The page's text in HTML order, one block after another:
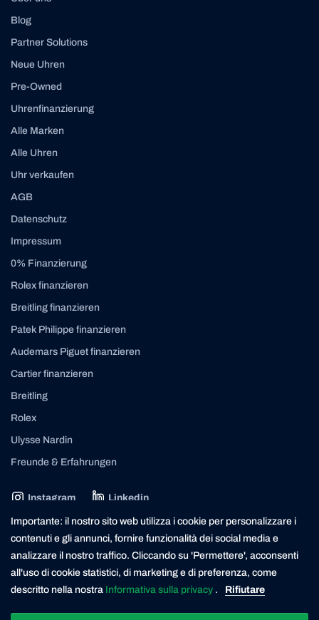
Blog
Partner Solutions
Neue Uhren
Pre-Owned
Uhrenfinanzierung
Alle Marken
Alle Uhren
Uhr verkaufen
AGB
Datenschutz
Impressum
0% Finanzierung
Rolex finanzieren
Breitling finanzieren
Patek Philippe finanzieren
Audemars Piguet finanzieren
Cartier finanzieren
Breitling
Rolex
Ulysse Nardin
Freunde & Erfahrungen
Instagram Linkedin
contact@yourasset.com
* Die Kreditvergabe ist verboten, wenn sie zur Überschuldung des Verbrauchers führt (Art. 3
UWG). Der Darlehensgeber ist ein in der Schweiz ansässiger Finanzierungspartner der
Yourasset AG. Yourasset ist ein lizenzierter Kreditvermittler mit Sitz in Zürich.
Importante: il nostro sito web utilizza i cookie per personalizzare i
contenuti e gli annunci, fornire funzionalità dei social media e
analizzare il nostro traffico. Cliccando su 'Permettere', acconsenti
all'uso di cookie statistici, di marketing e di preferenza, come
descritto nella nostra Informativa sulla privacy . Rifiutare